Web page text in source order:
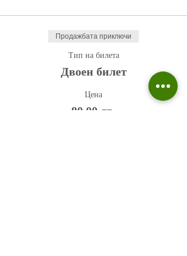
Продажбата приключи
Тип на билета
Двоен билет
Цена
80,00 лв.